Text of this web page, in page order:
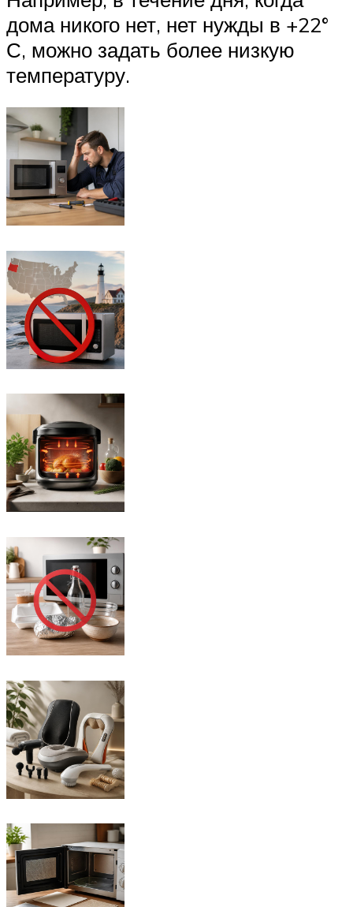
дома никого нет, нет нужды в +22°
С, можно задать более низкую
температуру.